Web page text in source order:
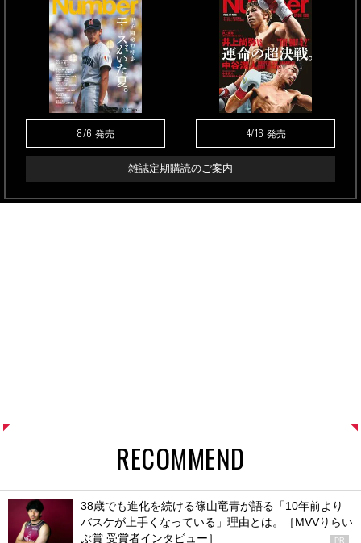
8/6 発売 4/16 発売
雑誌定期購読のご案内
RECOMMEND
38歳でも進化を続ける篠山竜青が語る「10年前より
バスケが上手くなっている」理由とは。［MVVりらい
ぶ賞 受賞者インタビュー］
PR